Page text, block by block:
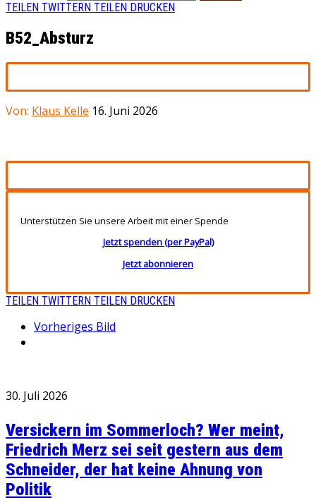
TEILEN TWITTERN TEILEN DRUCKEN
B52_Absturz
Von: Klaus Kelle 16. Juni 2026
Unterstützen Sie unsere Arbeit mit einer Spende
Jetzt spenden (per PayPal)
Jetzt abonnieren
TEILEN TWITTERN TEILEN DRUCKEN
Vorheriges Bild
30. Juli 2026
Versickern im Sommerloch? Wer meint,
Friedrich Merz sei seit gestern aus dem
Schneider, der hat keine Ahnung von
Politik